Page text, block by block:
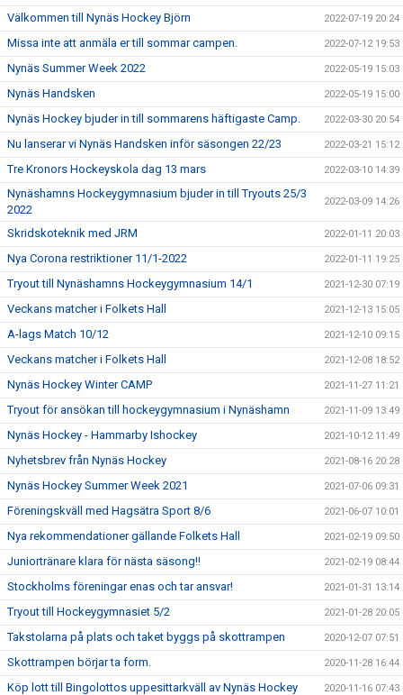
Välkommen till Nynäs Hockey Björn 2022-07-19 20:24
Missa inte att anmäla er till sommar campen. 2022-07-12 19:53
Nynäs Summer Week 2022 2022-05-19 15:03
Nynäs Handsken 2022-05-19 15:00
Nynäs Hockey bjuder in till sommarens häftigaste Camp. 2022-03-30 20:54
Nu lanserar vi Nynäs Handsken inför säsongen 22/23 2022-03-21 15:12
Tre Kronors Hockeyskola dag 13 mars 2022-03-10 14:39
Nynäshamns Hockeygymnasium bjuder in till Tryouts 25/3
2022
2022-03-09 14:26
Skridskoteknik med JRM 2022-01-11 20:03
Nya Corona restriktioner 11/1-2022 2022-01-11 19:25
Tryout till Nynäshamns Hockeygymnasium 14/1 2021-12-30 07:19
Veckans matcher i Folkets Hall 2021-12-13 15:05
A-lags Match 10/12 2021-12-10 09:15
Veckans matcher i Folkets Hall 2021-12-08 18:52
Nynäs Hockey Winter CAMP 2021-11-27 11:21
Tryout för ansökan till hockeygymnasium i Nynäshamn 2021-11-09 13:49
Nynäs Hockey - Hammarby Ishockey 2021-10-12 11:49
Nyhetsbrev från Nynäs Hockey 2021-08-16 20:28
Nynäs Hockey Summer Week 2021 2021-07-06 09:31
Föreningskväll med Hagsätra Sport 8/6 2021-06-07 10:01
Nya rekommendationer gällande Folkets Hall 2021-02-19 09:50
Juniortränare klara för nästa säsong!! 2021-02-19 08:44
Stockholms föreningar enas och tar ansvar! 2021-01-31 13:14
Tryout till Hockeygymnasiet 5/2 2021-01-28 20:05
Takstolarna på plats och taket byggs på skottrampen 2020-12-07 07:51
Skottrampen börjar ta form. 2020-11-28 16:44
Köp lott till Bingolottos uppesittarkväll av Nynäs Hockey 2020-11-16 07:43